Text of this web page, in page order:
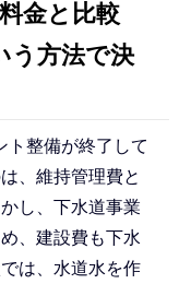
金と比較
う方法で決
ト整備が終了して
、維持管理費と
し、下水道事業
、建設費も下水
は、水道水を作